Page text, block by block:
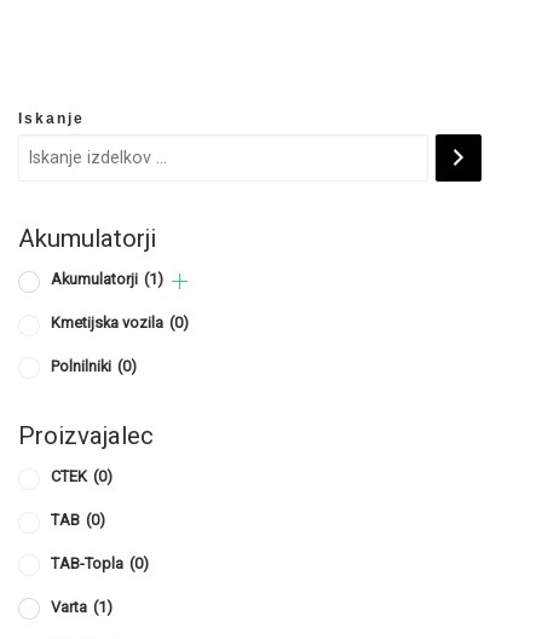
Iskanje
Akumulatorji
Akumulatorji (1)
Kmetijska vozila (0)
Polnilniki (0)
Proizvajalec
CTEK (0)
TAB (0)
TAB-Topla (0)
Varta (1)